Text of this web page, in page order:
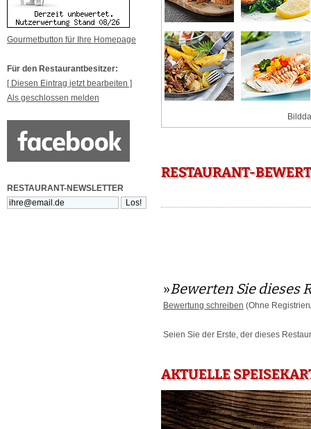
Gourmetbutton für Ihre Homepage
Für den Restaurantbesitzer:
[ Diesen Eintrag jetzt bearbeiten ]
Als geschlossen melden
RESTAURANT-NEWSLETTER
RESTAURANT-
»Bewerten Sie dieses
Bewertung schreiben (Ohne
Seien Sie der Erste, der dieses
AKTUELLE